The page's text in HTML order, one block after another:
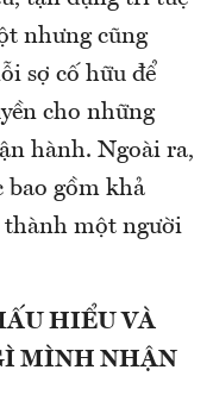
nhưng cũng
sợ cố hữu để
cho những
hành. Ngoài ra,
bao gồm khả
thành một người
HIỂU VÀ
MÌNH NHẬN